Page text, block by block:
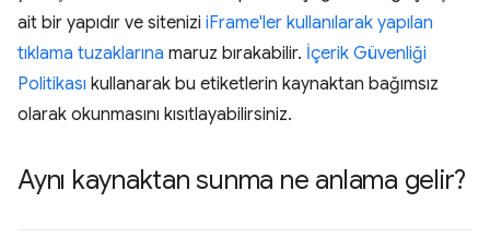
ait bir yapıdır ve sitenizi iFrame'ler kullanılarak yapılan
tıklama tuzaklarına maruz bırakabilir. İçerik Güvenliği
Politikası kullanarak bu etiketlerin kaynaktan bağımsız
olarak okunmasını kısıtlayabilirsiniz.
Aynı kaynaktan sunma ne anlama gelir?